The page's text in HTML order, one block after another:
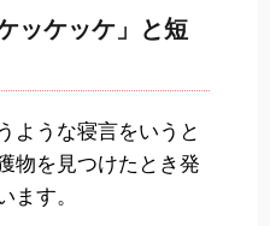
ッケッケ」と短
ような寝言をいうと
物を見つけたとき発
ます。